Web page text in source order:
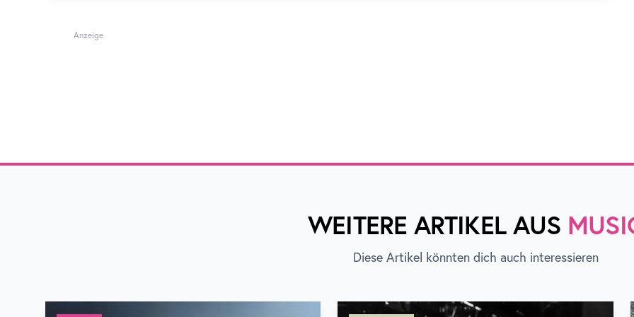
Anzeige
WEITERE ARTIKEL AUS
Diese Artikel könnten dich auch interessieren